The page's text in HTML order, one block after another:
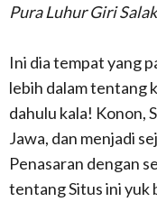
Pura Luhur Giri
Ini dia tempat yang
lebih dalam tentang
dahulu kala! Konon,
Jawa, dan menjadi
Penasaran dengan
tentang Situs ini yuk